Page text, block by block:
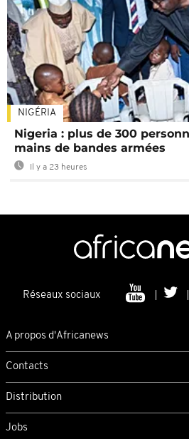
NIGÉRIA
Nigeria : plus de 300
mains de bandes armées
Il y a 23 heures
Réseaux sociaux
A propos d'Africanews
Contacts
Distribution
Jobs